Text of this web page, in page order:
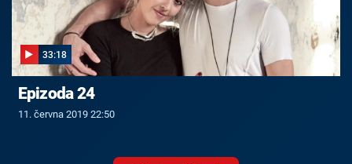
33:18
Epizoda 24
11. června 2019 22:50